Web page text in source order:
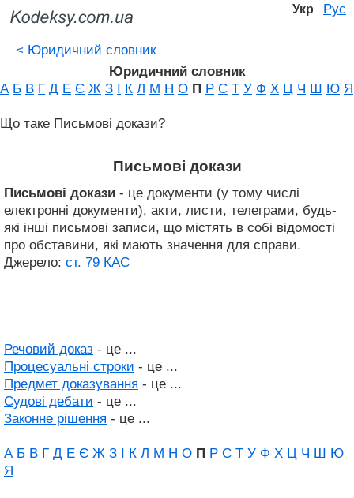
Укр Рус
< Юридичний словник
Юридичний словник
А Б В Г Д Е Є Ж З І К Л М Н О П Р С Т У Ф Х Ц Ч Ш Ю Я
Що таке Письмові докази?
Письмові докази
Письмові докази - це документи (у тому числі
електронні документи), акти, листи, телеграми, будь-
які інші письмові записи, що містять в собі відомості
про обставини, які мають значення для справи.
Джерело: ст. 79 КАС
Речовий доказ - це ...
Процесуальні строки - це ...
Предмет доказування - це ...
Судові дебати - це ...
Законне рішення - це ...
А Б В Г Д Е Є Ж З І К Л М Н О П Р С Т У Ф Х Ц Ч Ш Ю
Я